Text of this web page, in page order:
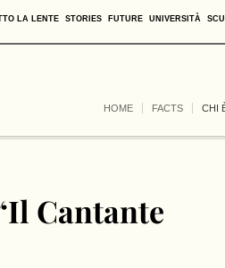
LA LENTE STORIES FUTURE UNIVERSITÀ
HOME FACTS CHI
Cantante